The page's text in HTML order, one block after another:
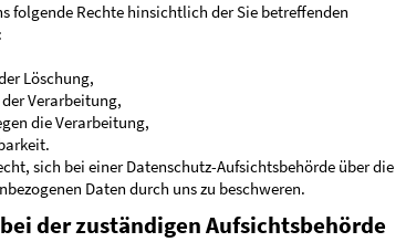
folgende Rechte hinsichtlich der Sie betreffenden
Löschung,
Verarbeitung,
die Verarbeitung,
sich bei einer Datenschutz-Aufsichtsbehörde über die
Daten durch uns zu beschweren.
der zuständigen Aufsichtsbehörde